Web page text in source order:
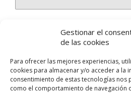
Gestionar el
de las cookies
Para ofrecer las mejores experiencias,
cookies para almacenar y/o acceder a la
consentimiento de estas tecnologías
como el comportamiento de navegación
Guarda mi nombre, correo
navegador para la próxima vez